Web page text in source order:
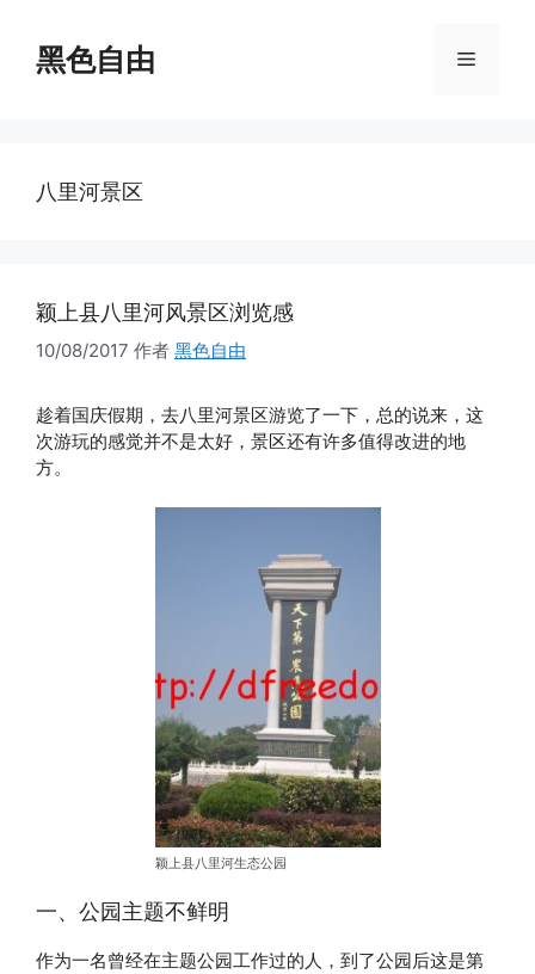
黑色自由 菜
八里河景区
颖上县八里河风景区浏览感
10/08/2017 作者 黑色自由
趁着国庆假期，去八里河景区游览了一下，总的说来，这
次游玩的感觉并不是太好，景区还有许多值得改进的地
方。
颖上县八里河生态公园
一、公园主题不鲜明
作为一名曾经在主题公园工作过的人，到了公园后这是第